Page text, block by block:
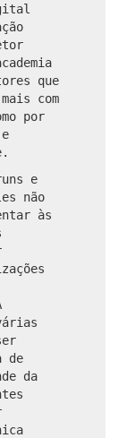
que
com
por
e
não
às
de
da